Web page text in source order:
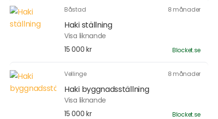
Båstad 8 månader
Haki ställning
Visa liknande
15 000 kr
Blocket.se
Vellinge 8 månader
Haki byggnadsställning
Visa liknande
15 000 kr
Blocket.se